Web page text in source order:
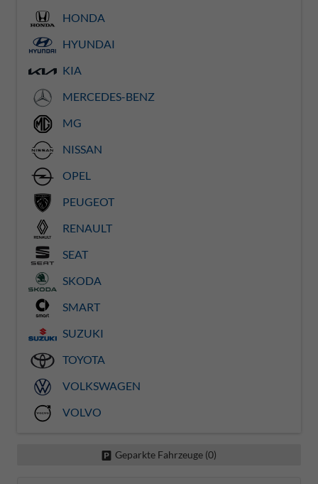
HONDA
HYUNDAI
KIA
MERCEDES-BENZ
MG
NISSAN
OPEL
PEUGEOT
RENAULT
SEAT
SKODA
SMART
SUZUKI
TOYOTA
VOLKSWAGEN
VOLVO
Geparkte Fahrzeuge (0)